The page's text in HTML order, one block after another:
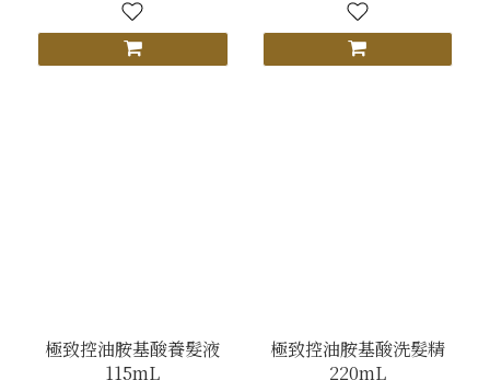
極致控油胺基酸養髮液
115mL
極致控油胺基酸洗髮精
220mL